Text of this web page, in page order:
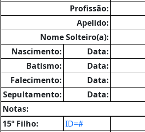
Profissão:
Apelido:
Nome Solteiro(a):
Nascimento:
Data:
Batismo:
Data:
Falecimento:
Data:
Sepultamento:
Data:
Notas:
15º Filho:
ID=#